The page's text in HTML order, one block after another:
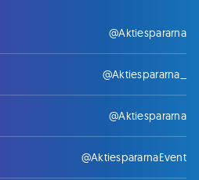
@Aktiespararna
@Aktiespararna_
@Aktiespararna
@AktiespararnaEvent